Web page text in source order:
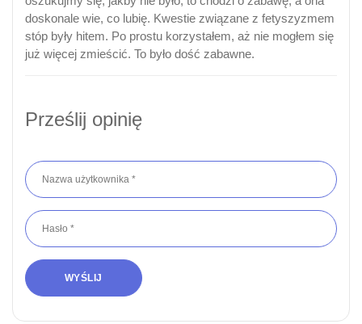
doskonale wie, co lubię. Kwestie związane z fetyszyzmem
stóp były hitem. Po prostu korzystałem, aż nie mogłem się
już więcej zmieścić. To było dość zabawne.
Prześlij opinię